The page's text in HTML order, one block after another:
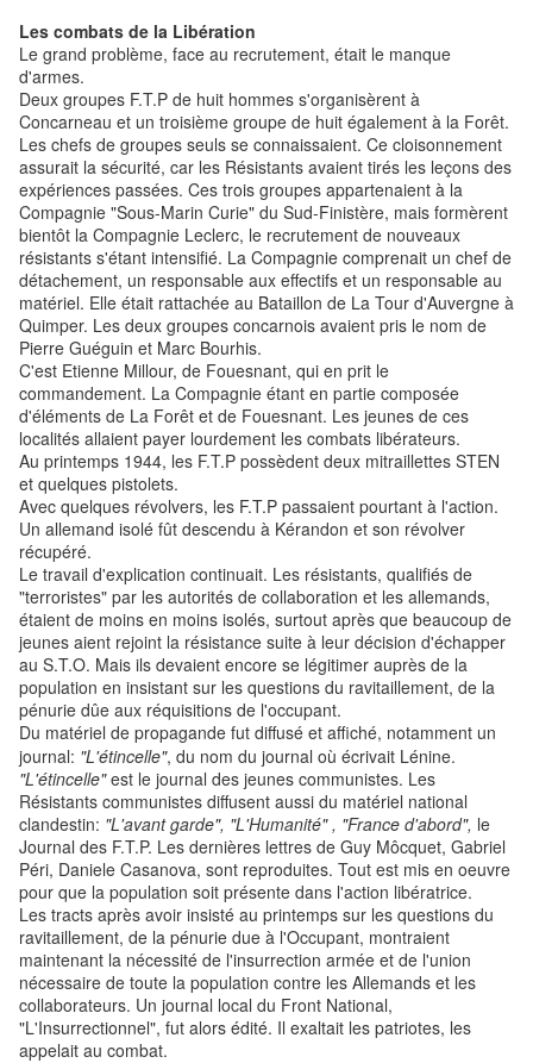
Les combats de la Libération
Le grand problème, face au recrutement, était le manque
d'armes.
Deux groupes F.T.P de huit hommes s'organisèrent à
Concarneau et un troisième groupe de huit également à la Forêt.
Les chefs de groupes seuls se connaissaient. Ce cloisonnement
assurait la sécurité, car les Résistants avaient tirés les leçons des
expériences passées. Ces trois groupes appartenaient à la
Compagnie "Sous-Marin Curie" du Sud-Finistère, mais formèrent
bientôt la Compagnie Leclerc, le recrutement de nouveaux
résistants s'étant intensifié. La Compagnie comprenait un chef de
détachement, un responsable aux effectifs et un responsable au
matériel. Elle était rattachée au Bataillon de La Tour d'Auvergne à
Quimper. Les deux groupes concarnois avaient pris le nom de
Pierre Guéguin et Marc Bourhis.
C'est Etienne Millour, de Fouesnant, qui en prit le
commandement. La Compagnie étant en partie composée
d'éléments de La Forêt et de Fouesnant. Les jeunes de ces
localités allaient payer lourdement les combats libérateurs.
Au printemps 1944, les F.T.P possèdent deux mitraillettes STEN
et quelques pistolets.
Avec quelques révolvers, les F.T.P passaient pourtant à l'action.
Un allemand isolé fût descendu à Kérandon et son révolver
récupéré.
Le travail d'explication continuait. Les résistants, qualifiés de
"terroristes" par les autorités de collaboration et les allemands,
étaient de moins en moins isolés, surtout après que beaucoup de
jeunes aient rejoint la résistance suite à leur décision d'échapper
au S.T.O. Mais ils devaient encore se légitimer auprès de la
population en insistant sur les questions du ravitaillement, de la
pénurie dûe aux réquisitions de l'occupant.
Du matériel de propagande fut diffusé et affiché, notamment un
journal: "L'étincelle", du nom du journal où écrivait Lénine.
"L'étincelle"est le journal des jeunes communistes. Les
Résistants communistes diffusent aussi du matériel national
clandestin: "L'avant garde", "L'Humanité" , "France d'abord", le
Journal des F.T.P. Les dernières lettres de Guy Môcquet, Gabriel
Péri, Daniele Casanova, sont reproduites. Tout est mis en oeuvre
pour que la population soit présente dans l'action libératrice.
Les tracts après avoir insisté au printemps sur les questions du
ravitaillement, de la pénurie due à l'Occupant, montraient
maintenant la nécessité de l'insurrection armée et de l'union
nécessaire de toute la population contre les Allemands et les
collaborateurs. Un journal local du Front National,
"L'Insurrectionnel", fut alors édité. Il exaltait les patriotes, les
appelait au combat.